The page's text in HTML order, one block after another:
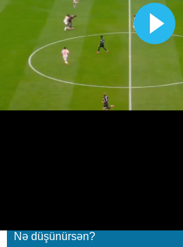
Mərakeşdən 3-cü qol
Nə düşünürsən?